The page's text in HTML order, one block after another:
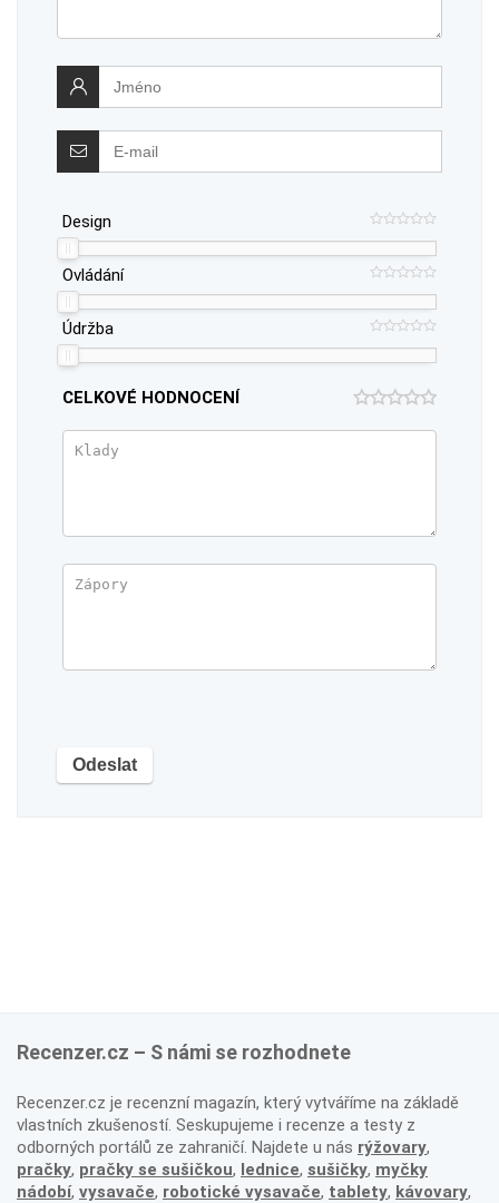
Design
Ovládání
Údržba
CELKOVÉ HODNOCENÍ
Recenzer.cz – S námi se rozhodnete
Recenzer.cz je recenzní magazín, který vytváříme na základě
vlastních zkušeností. Seskupujeme i recenze a testy z
odborných portálů ze zahraničí. Najdete u nás rýžovary,
pračky, pračky se sušičkou, lednice, sušičky, myčky
nádobí, vysavače, robotické vysavače, tablety, kávovary,